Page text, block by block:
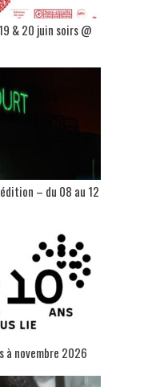
& 20 juin soirs @
– du 08 au 12
à novembre 2026